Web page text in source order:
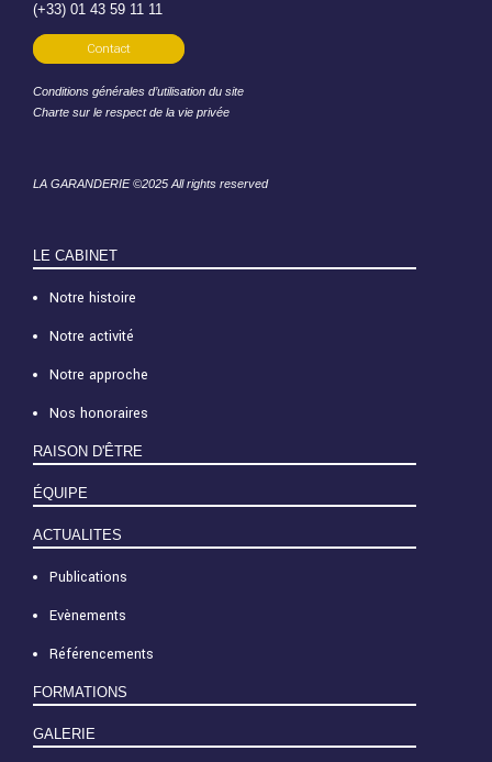
(+33) 01 43 59 11 11
Contact
Conditions générales d’utilisation du site
Charte sur le respect de la vie privée
LA GARANDERIE ©2025 All rights reserved
LE CABINET
Notre histoire
Notre activité
Notre approche
Nos honoraires
RAISON D'ÊTRE
ÉQUIPE
ACTUALITES
Publications
Evènements
Référencements
FORMATIONS
GALERIE